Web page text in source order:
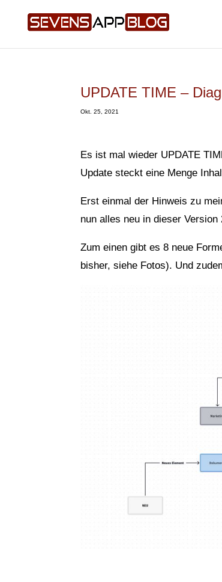
UPDATE TIME –
Okt. 25, 2021
Es ist mal wieder UPDATE
Update steckt eine Menge
Erst einmal der Hinweis zu
nun alles neu in dieser Version
Zum einen gibt es 8 neue
bisher, siehe Fotos). Und